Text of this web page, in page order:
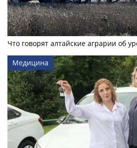
Что говорят алтайские аграрии об
Медицина